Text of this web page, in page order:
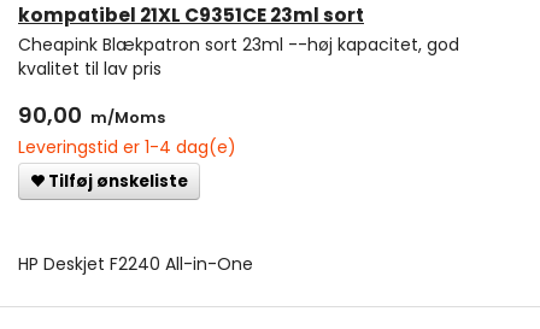
kompatibel 21XL C9351CE 23ml sort
Cheapink Blækpatron sort 23ml --høj kapacitet, god
kvalitet til lav pris
90,00 m/Moms
Leveringstid er 1-4 dag(e)
Tilføj ønskeliste
HP Deskjet F2240 All-in-One